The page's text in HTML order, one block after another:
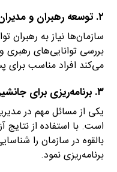
۲. توسعه رهبران و مدیران سازمان
بررسی توانایی‌های
می‌کند افراد مناسب
۳. برنامه‌ریزی برای جانشین‌پروری
یکی از مسائل مهم در
است. با استفاده از
بالقوه در سازمان را
برنامه‌ریزی نمود.